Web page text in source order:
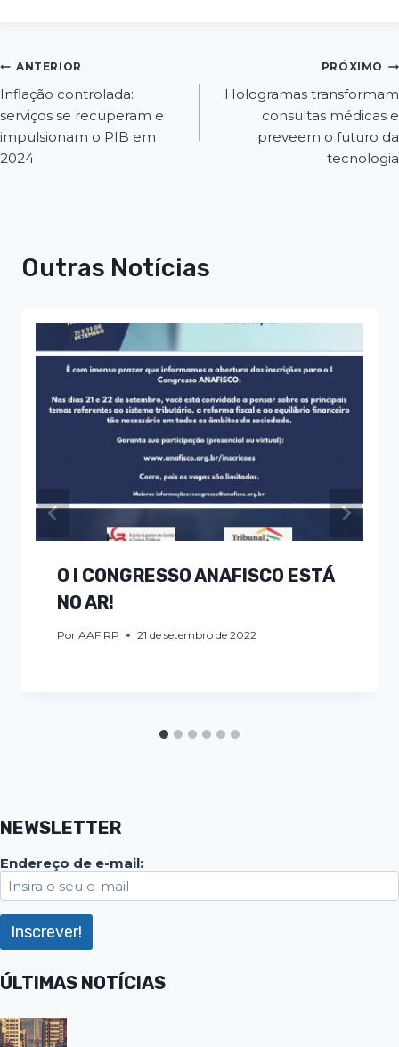
ANTERIOR
Inflação controlada:
serviços se recuperam e
impulsionam o PIB em
2024
PRÓXIMO
Hologramas transformam
consultas médicas e
preveem o futuro da
tecnologia
Outras Notícias
O I CONGRESSO ANAFISCO ESTÁ
NO AR!
Por AAFIRP 21 de setembro de 2022
NEWSLETTER
Endereço de e-mail:
ÚLTIMAS NOTÍCIAS